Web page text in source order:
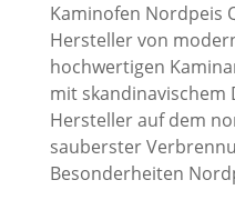
Kaminofen Nordpeis
Hersteller von
hochwertigen
mit skandinavischem
Hersteller auf dem
sauberster
Besonderheiten